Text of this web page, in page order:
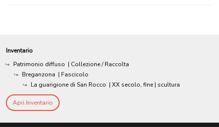
Inventario
Patrimonio diffuso | Collezione / Raccolta
Breganzona | Fascicolo
La guarigione di San Rocco | XX secolo, fine | scultura
Apri Inventario